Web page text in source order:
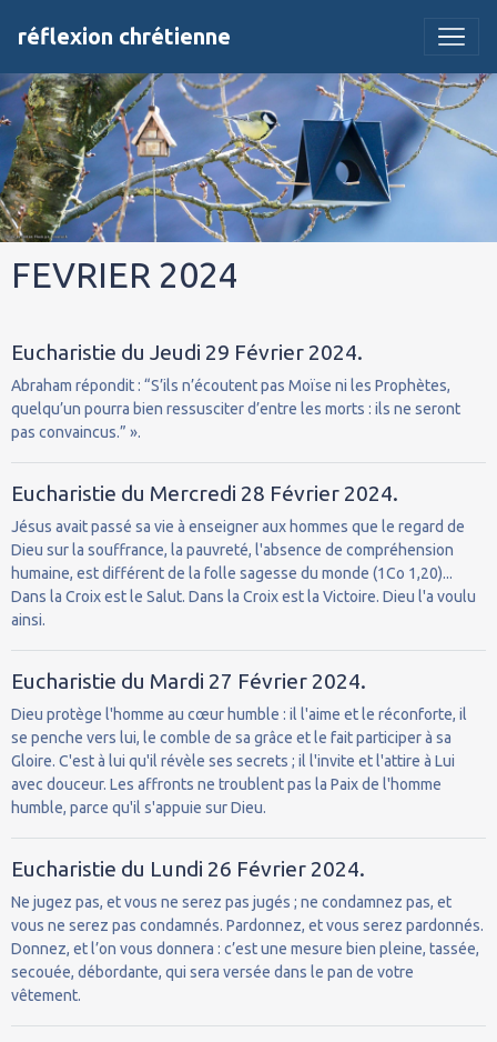
réflexion chrétienne
FEVRIER 2024
Eucharistie du Jeudi 29 Février 2024.
Abraham répondit : “S’ils n’écoutent pas Moïse ni les Prophètes,
quelqu’un pourra bien ressusciter d’entre les morts : ils ne seront
pas convaincus.” ».
Eucharistie du Mercredi 28 Février 2024.
Jésus avait passé sa vie à enseigner aux hommes que le regard de
Dieu sur la souffrance, la pauvreté, l'absence de compréhension
humaine, est différent de la folle sagesse du monde (1Co 1,20)...
Dans la Croix est le Salut. Dans la Croix est la Victoire. Dieu l'a voulu
ainsi.
Eucharistie du Mardi 27 Février 2024.
Dieu protège l'homme au cœur humble : il l'aime et le réconforte, il
se penche vers lui, le comble de sa grâce et le fait participer à sa
Gloire. C'est à lui qu'il révèle ses secrets ; il l'invite et l'attire à Lui
avec douceur. Les affronts ne troublent pas la Paix de l'homme
humble, parce qu'il s'appuie sur Dieu.
Eucharistie du Lundi 26 Février 2024.
Ne jugez pas, et vous ne serez pas jugés ; ne condamnez pas, et
vous ne serez pas condamnés. Pardonnez, et vous serez pardonnés.
Donnez, et l’on vous donnera : c’est une mesure bien pleine, tassée,
secouée, débordante, qui sera versée dans le pan de votre
vêtement.